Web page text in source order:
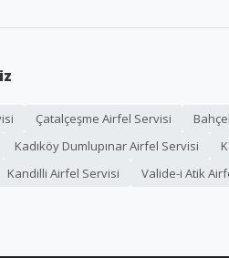
Çatalçeşme Airfel Servisi
Kadıköy Dumlupınar Airfel Servisi
Kandilli Airfel Servisi Valide-i Atik